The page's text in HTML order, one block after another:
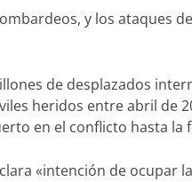
y los ataques
de desplazados
heridos entre abril de
en el conflicto hasta la
«intención de ocupar